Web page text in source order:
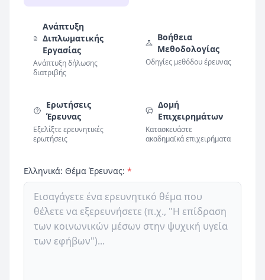
Ανάπτυξη
Διπλωματικής
Εργασίας
Ανάπτυξη δήλωσης
διατριβής
Βοήθεια
Μεθοδολογίας
Οδηγίες μεθόδου έρευνας
Ερωτήσεις
Έρευνας
Εξελίξτε ερευνητικές
ερωτήσεις
Δομή
Επιχειρημάτων
Κατασκευάστε
ακαδημαϊκά επιχειρήματα
Ελληνικά: Θέμα Έρευνας: *